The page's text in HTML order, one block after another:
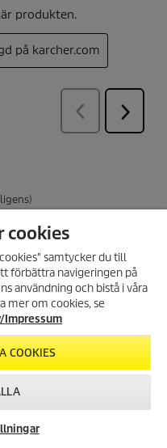
cookies
samtycker du till
förbättra navigeringen på
användning och bistå i våra
mer om cookies, se
COOKIES